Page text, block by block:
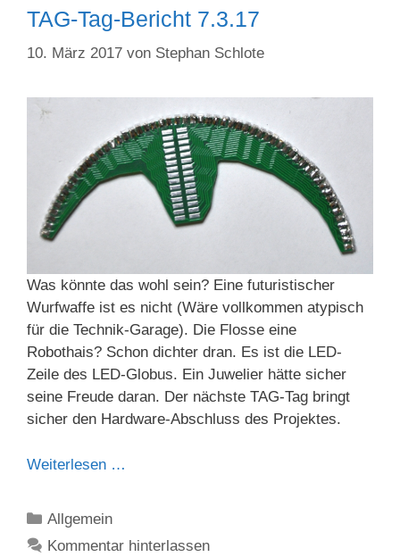
TAG-Tag-Bericht 7.3.17
10. März 2017 von Stephan Schlote
Was könnte das wohl sein? Eine futuristischer
Wurfwaffe ist es nicht (Wäre vollkommen atypisch
für die Technik-Garage). Die Flosse eine
Robothais? Schon dichter dran. Es ist die LED-
Zeile des LED-Globus. Ein Juwelier hätte sicher
seine Freude daran. Der nächste TAG-Tag bringt
sicher den Hardware-Abschluss des Projektes.
Weiterlesen …
Kategorien
Allgemein
Kommentar hinterlassen